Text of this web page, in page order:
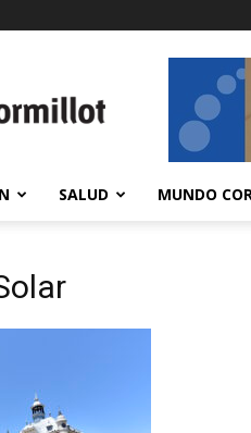
SALUD MUNDO